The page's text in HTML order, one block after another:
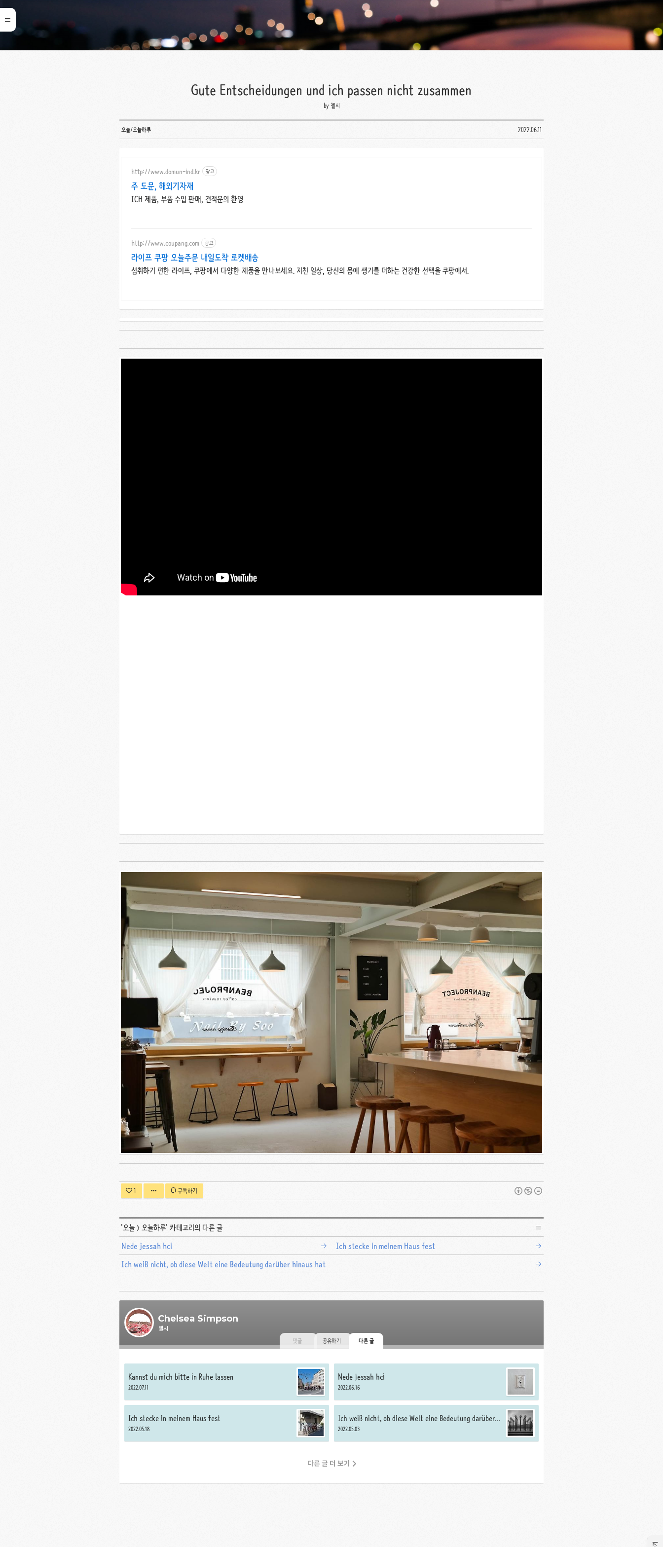
Gute Entscheidungen und ich passen nicht zusammen
by 첼시
오늘/오늘하루 2022.06.11
http://www.domun-ind.kr 광고
주 도문, 해외기자재
ICH 제품, 부품 수입 판매, 견적문의 환영
http://www.coupang.com 광고
라이프 쿠팡 오늘주문 내일도착 로켓배송
섭취하기 편한 라이프, 쿠팡에서 다양한 제품을 만나보세요. 지친 일상, 당신의 몸에 생기를 더하는 건강한 선택을 쿠팡에서.
1 구독하기
'오늘 >오늘하루' 카테고리의 다른 글
Nede jessah hci
Ich stecke in meinem Haus fest
Ich weiß nicht, ob diese Welt eine Bedeutung darüber hinaus hat
Chelsea Simpson
첼시
댓글 공유하기 다른 글
Kannst du mich bitte in Ruhe lassen
2022.07.11
Nede jessah hci
2022.06.16
Ich stecke in meinem Haus fest
2022.05.18
Ich weiß nicht, ob diese Welt eine Bedeutung darüber
hinaus hat
2022.05.03
다른 글 더 보기